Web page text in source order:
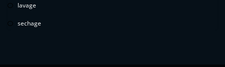
lavage
sechage